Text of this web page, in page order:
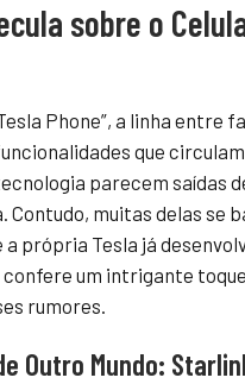
sobre o
Phone”, a linha entre
que
parecem saídas
muitas delas se
própria Tesla já
confere um intrigante
rumores.
Outro Mundo: